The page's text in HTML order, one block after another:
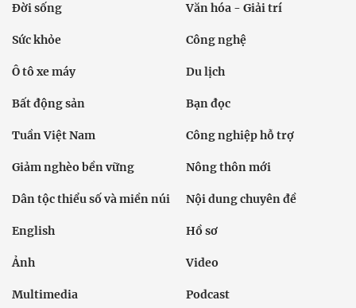
Đời sống Văn hóa - Giải trí
Sức khỏe Công nghệ
Ô tô xe máy Du lịch
Bất động sản Bạn đọc
Tuần Việt Nam Công nghiệp hỗ trợ
Giảm nghèo bền vững Nông thôn mới
Dân tộc thiểu số và miền núi Nội dung chuyên đề
English Hồ sơ
Ảnh Video
Multimedia Podcast